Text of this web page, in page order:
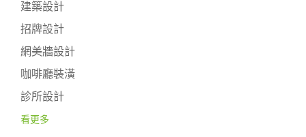
建築設計
招牌設計
網美牆設計
咖啡廳裝潢
診所設計
看更多